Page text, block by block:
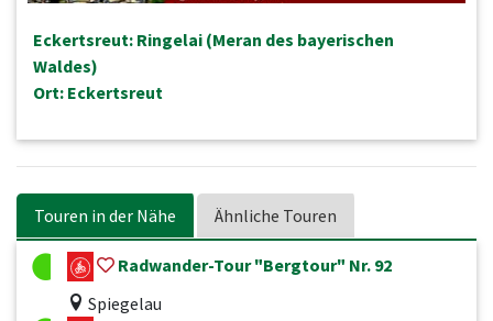
Eckertsreut: Ringelai (Meran des bayerischen
Waldes)
Ort: Eckertsreut
Touren in der Nähe Ähnliche Touren
Radwander-Tour "Bergtour" Nr. 92
Spiegelau